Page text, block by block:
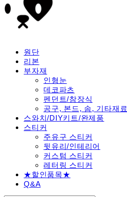
원단
리본
부자재
인형눈
데코파츠
펜던트/참장식
공구, 본드, 솜, 기타재료
스와치/DIY키트/완제품
스티커
주유구 스티커
뒷유리/인테리어
커스텀 스티커
레터링 스티커
★할인품목★
Q&A